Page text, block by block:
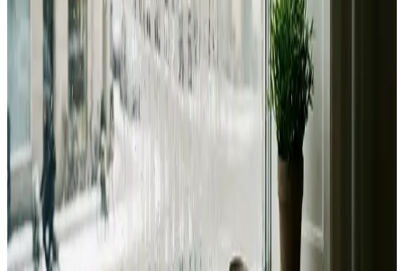
Fast pris uden overraskelser